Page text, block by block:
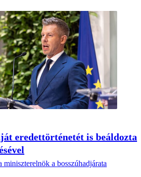
eredettörténetét is beáldozta
a bosszúhadjárata